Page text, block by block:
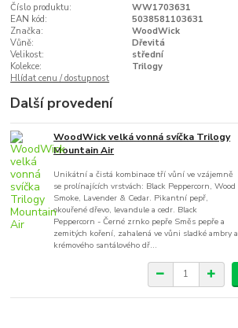
Číslo produktu:
WW1703631
EAN kód:
5038581103631
Značka:
WoodWick
Vůně:
Dřevitá
Velikost:
střední
Kolekce:
Trilogy
Hlídat cenu / dostupnost
Další provedení
WoodWick velká vonná svíčka Trilogy
Mountain Air
Unikátní a čistá kombinace tří vůní ve vzájemně
se prolínajících vrstvách: Black Peppercorn, Wood
Smoke, Lavender & Cedar. Pikantní pepř,
okouřené dřevo, levandule a cedr. Black
Peppercorn - Černé zrnko pepře Směs pepře a
zemitých koření, zahalená ve vůni sladké ambry a
krémového santálového dř...